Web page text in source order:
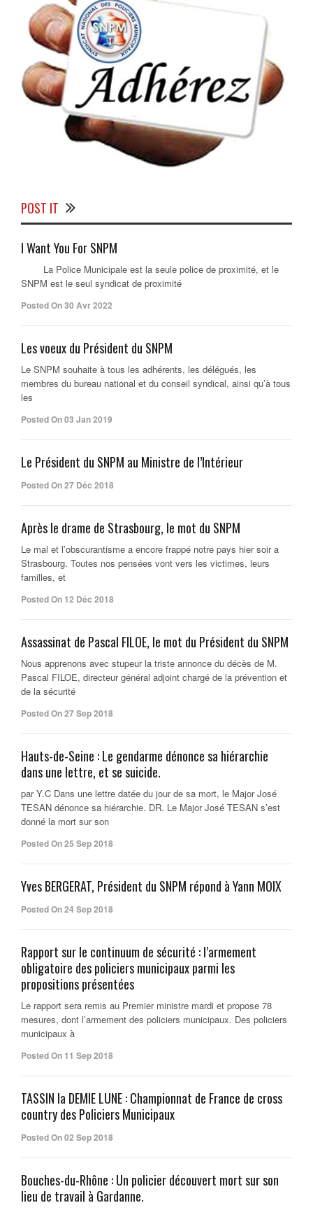
POST IT
I Want You For SNPM
La Police Municipale est la seule police de proximité, et le
SNPM est le seul syndicat de proximité
Posted On 30 Avr 2022
Les voeux du Président du SNPM
Le SNPM souhaite à tous les adhérents, les délégués, les
membres du bureau national et du conseil syndical, ainsi qu’à tous
les
Posted On 03 Jan 2019
Le Président du SNPM au Ministre de l’Intérieur
Posted On 27 Déc 2018
Après le drame de Strasbourg, le mot du SNPM
Le mal et l’obscurantisme a encore frappé notre pays hier soir a
Strasbourg. Toutes nos pensées vont vers les victimes, leurs
familles, et
Posted On 12 Déc 2018
Assassinat de Pascal FILOE, le mot du Président du SNPM
Nous apprenons avec stupeur la triste annonce du décès de M.
Pascal FILOE, directeur général adjoint chargé de la prévention et
de la sécurité
Posted On 27 Sep 2018
Hauts-de-Seine : Le gendarme dénonce sa hiérarchie
dans une lettre, et se suicide.
par Y.C Dans une lettre datée du jour de sa mort, le Major José
TESAN dénonce sa hiérarchie. DR. Le Major José TESAN s’est
donné la mort sur son
Posted On 25 Sep 2018
Yves BERGERAT, Président du SNPM répond à Yann MOIX
Posted On 24 Sep 2018
Rapport sur le continuum de sécurité : l’armement
obligatoire des policiers municipaux parmi les
propositions présentées
Le rapport sera remis au Premier ministre mardi et propose 78
mesures, dont l’armement des policiers municipaux. Des policiers
municipaux à
Posted On 11 Sep 2018
TASSIN la DEMIE LUNE : Championnat de France de cross
country des Policiers Municipaux
Posted On 02 Sep 2018
Bouches-du-Rhône : Un policier découvert mort sur son
lieu de travail à Gardanne.